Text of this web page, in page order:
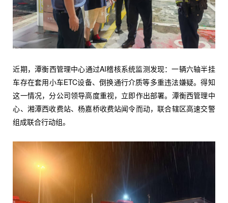
近期，潭衡西管理中心通过AI稽核系统监测发现：一辆六轴半挂
车存在套用小车ETC设备、倒换通行介质等多重违法嫌疑。得知
这一情况，分公司领导高度重视，立即作出部署。潭衡西管理中
心、湘潭西收费站、杨嘉桥收费站闻令而动，联合辖区高速交警
组成联合行动组。